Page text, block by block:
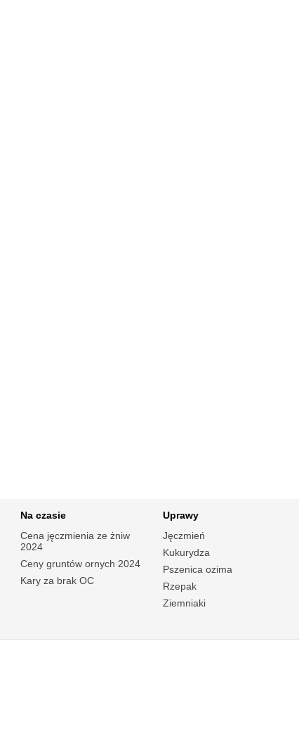
Na czasie
Cena jęczmienia ze żniw
2024
Ceny gruntów ornych 2024
Kary za brak OC
Uprawy
Jęczmień
Kukurydza
Pszenica ozima
Rzepak
Ziemniaki